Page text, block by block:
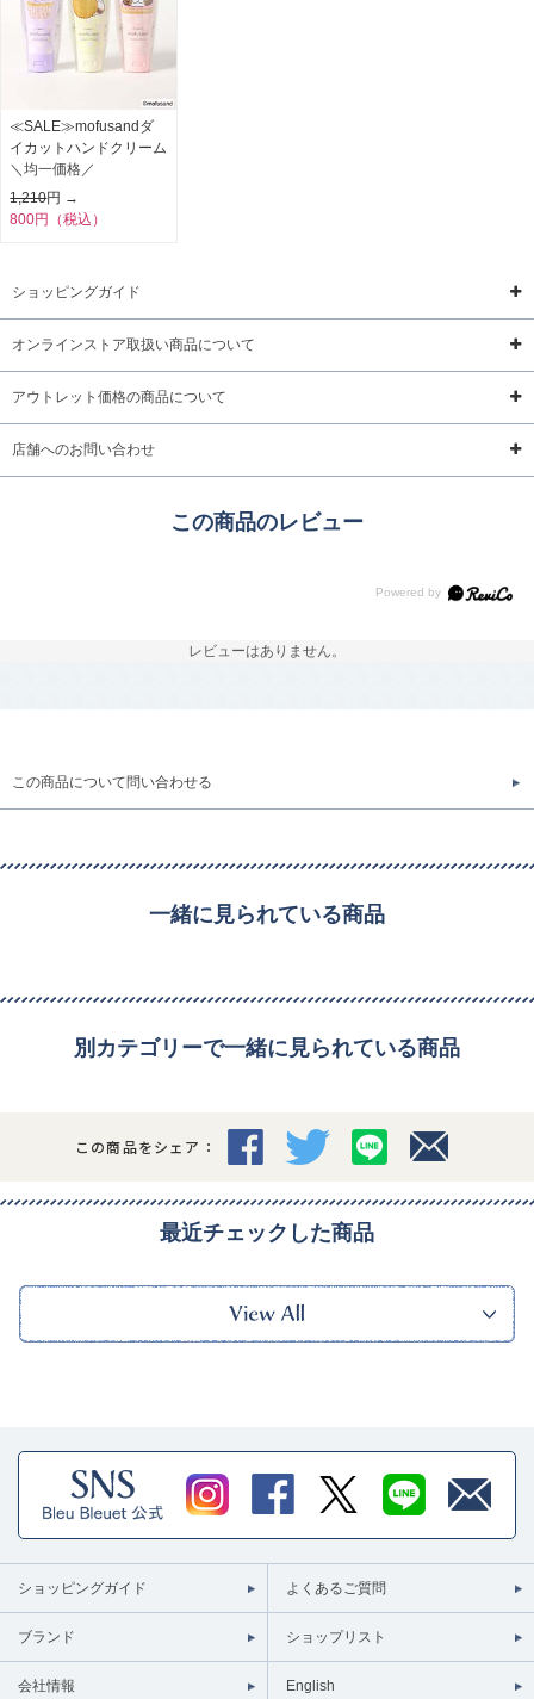
≪SALE≫mofusandダ
イカットハンドクリーム
＼均一価格／
1,210円 →
800円（税込）
ショッピングガイド
オンラインストア取扱い商品について
アウトレット価格の商品について
店舗へのお問い合わせ
この商品のレビュー
レビューはありません。
この商品について問い合わせる
一緒に見られている商品
別カテゴリーで一緒に見られている商品
この商品をシェア：
最近チェックした商品
ショッピングガイド よくあるご質問
ブランド ショップリスト
会社情報 English